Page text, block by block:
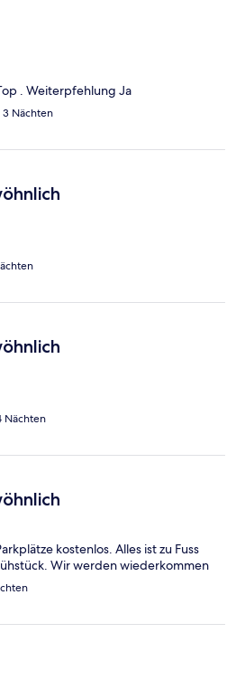
. Weiterpfehlung Ja
Nächten
Nächten
kostenlos. Alles ist zu Fuss
Wir werden wiederkommen